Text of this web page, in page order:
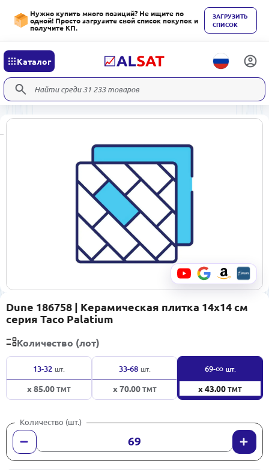
Нужно купить много позиций? Не ищите по
одной! Просто загрузите свой список покупок и
получите КП.
ЗАГРУЗИТЬ
СПИСОК
Каталог
Dune 186758 | Керамическая плитка 14x14 см
серия Taco Palatium
Количество (лот)
13-32 шт.
x 85.00ТМТ
33-68 шт.
x 70.00ТМТ
69-∞ шт.
x 43.00ТМТ
Количество (шт.)